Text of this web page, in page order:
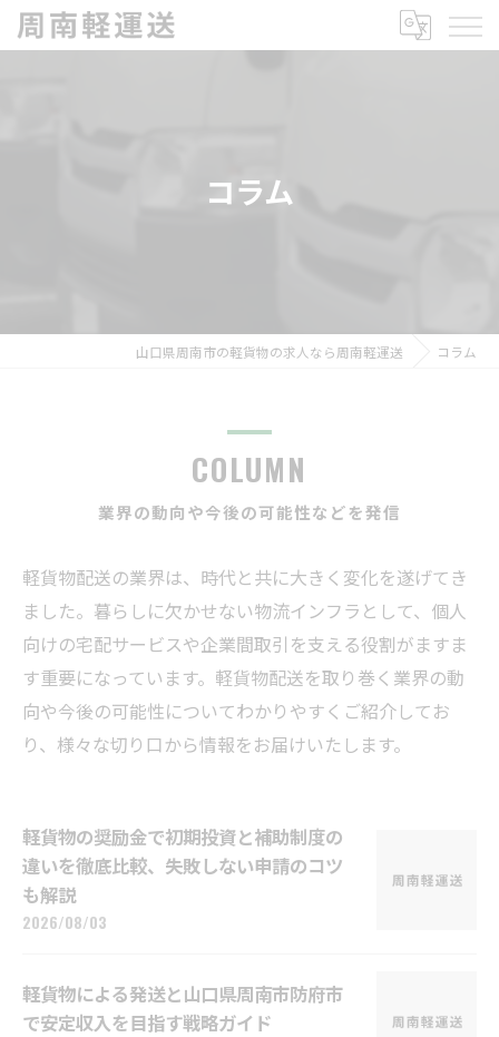
コラム
山口県周南市の軽貨物の求人なら周南軽運送 コラム
COLUMN
業界の動向や今後の可能性などを発信
軽貨物配送の業界は、時代と共に大きく変化を遂げてき
ました。暮らしに欠かせない物流インフラとして、個人
向けの宅配サービスや企業間取引を支える役割がますま
す重要になっています。軽貨物配送を取り巻く業界の動
向や今後の可能性についてわかりやすくご紹介してお
り、様々な切り口から情報をお届けいたします。
軽貨物の奨励金で初期投資と補助制度の
違いを徹底比較、失敗しない申請のコツ
も解説
2026/08/03
軽貨物による発送と山口県周南市防府市
で安定収入を目指す戦略ガイド